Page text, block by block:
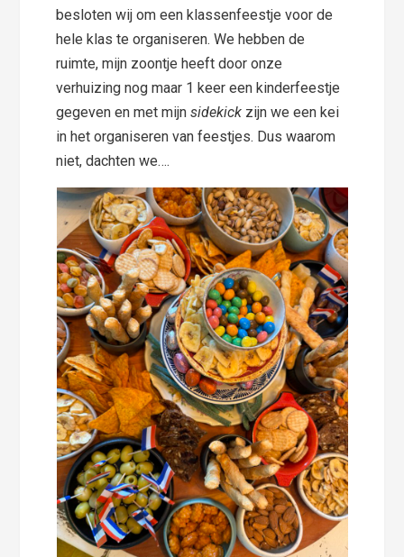
besloten wij om een klassenfeestje voor de
hele klas te organiseren. We hebben de
ruimte, mijn zoontje heeft door onze
verhuizing nog maar 1 keer een kinderfeestje
gegeven en met mijnsidekick zijn we een kei
in het organiseren van feestjes. Dus waarom
niet, dachten we….